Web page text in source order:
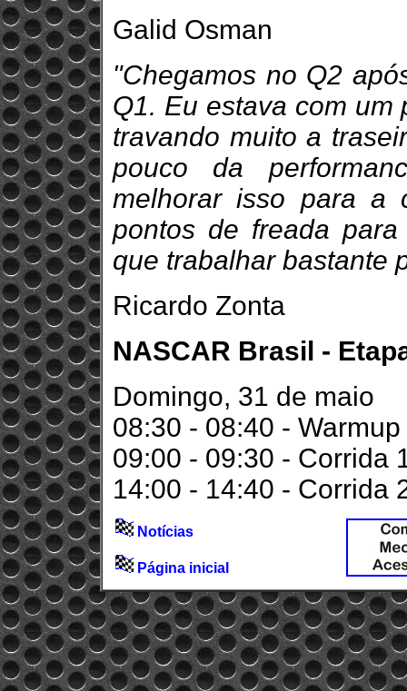
Galid Osman
"Chegamos no Q2
Q1. Eu estava com um
travando muito a
pouco da
melhorar isso para a
pontos de freada
que trabalhar bastante
Ricardo Zonta
NASCAR Brasil -
Domingo, 31 de maio
08:30 - 08:40 - Warmup
09:00 - 09:30 - Corrida
14:00 - 14:40 - Corrida
Notícias
Página inicial